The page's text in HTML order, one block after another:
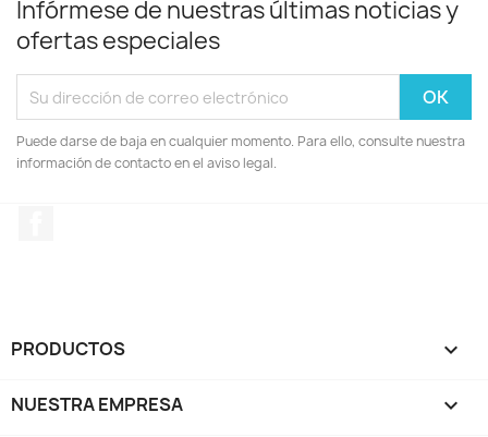
Infórmese de nuestras últimas noticias y
ofertas especiales
Puede darse de baja en cualquier momento. Para ello, consulte nuestra
información de contacto en el aviso legal.
PRODUCTOS 
NUESTRA EMPRESA 